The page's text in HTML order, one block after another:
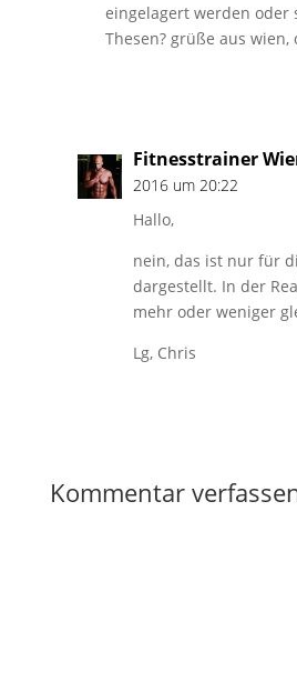
eingelagert werden oder
Thesen? grüße aus wien,
Fitnesstrainer
2016 um 20:22
Hallo,
nein, das ist nur für
dargestellt. In der
mehr oder weniger
Lg, Chris
Kommentar